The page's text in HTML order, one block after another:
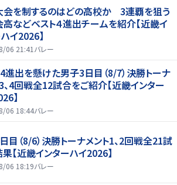
会を制するのはどの高校か 3連覇を狙う
などベスト４進出チームを紹介【近畿イ
イ2026】
06 21:41 バレー
進出を懸けた男子3日目（8/7）決勝トーナ
、4回戦全12試合をご紹介【近畿インター
】
06 18:44バレー
目（8/6）決勝トーナメント1、2回戦全21試
【近畿インターハイ2026】
06 18:19バレー